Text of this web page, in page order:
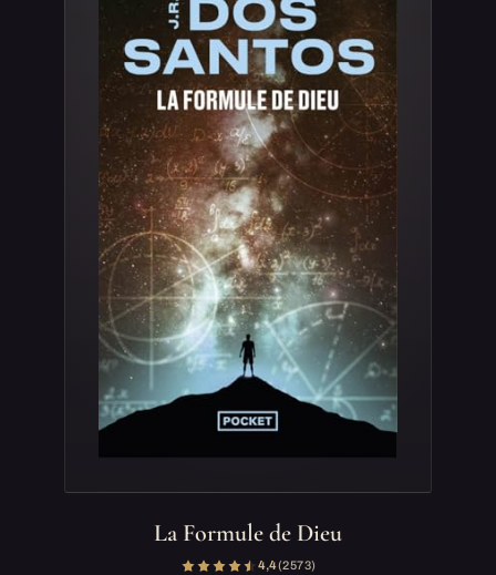
La Formule de Dieu
4,4(2 573)